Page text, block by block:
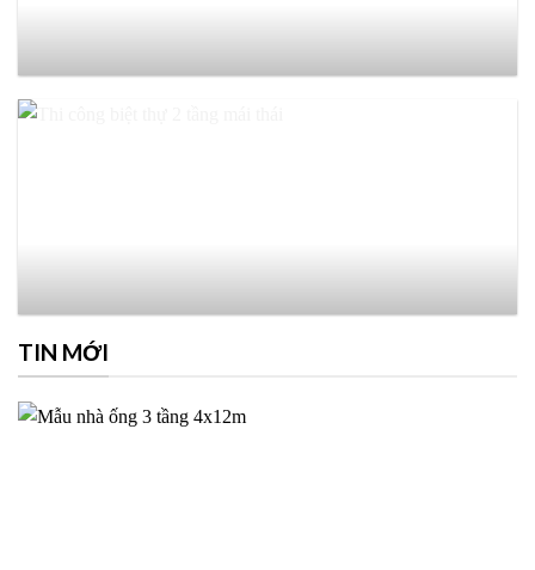
TIN MỚI